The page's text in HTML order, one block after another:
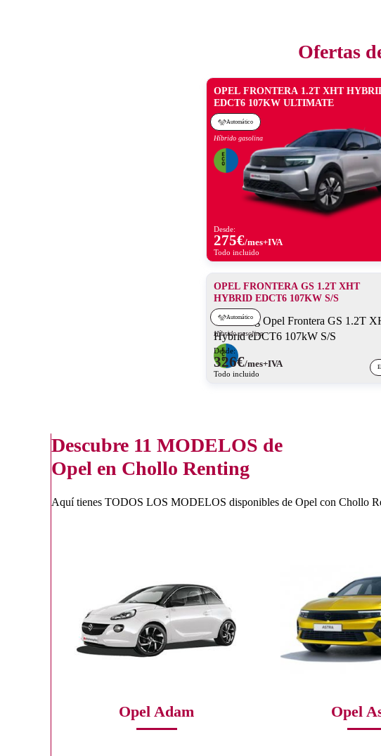
Ofertas
OPEL FRONTERA 1.2T XHT
EDCT6 107KW ULTIMATE
Automático
Híbrido gasolina
Desde:
275€/mes+IVA
Todo incluido
OPEL FRONTERA GS 1.2T XHT
HYBRID EDCT6 107KW S/S
Automático
Híbrido gasolina
Desde:
326€/mes+IVA
Todo incluido
Descubre 11 MODELOS de
Opel en Chollo Renting
Aquí tienes TODOS LOS MODELOS disponibles de Opel con Chollo
Opel Adam Opel